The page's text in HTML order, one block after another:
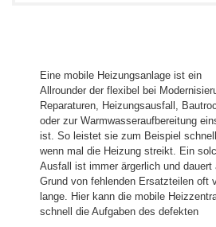
Eine mobile Heizungsanlage ist ein
Allrounder der flexibel bei
Reparaturen, Heizungsausfall,
oder zur Warmwasseraufbereitung
ist. So leistet sie zum Beispiel
wenn mal die Heizung streikt. Ein
Ausfall ist immer ärgerlich und dauert
Grund von fehlenden Ersatzteilen oft
lange. Hier kann die mobile
schnell die Aufgaben des defekten